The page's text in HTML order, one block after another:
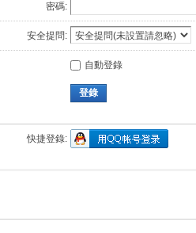
密碼:
安全提問:
自動登錄
登錄
快捷登錄: